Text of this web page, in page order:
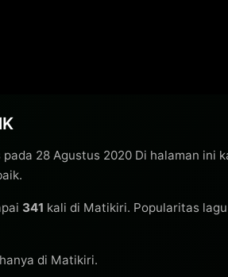
28 Agustus 2020 Di halaman ini
341 kali di Matikiri. Popularitas
di Matikiri.